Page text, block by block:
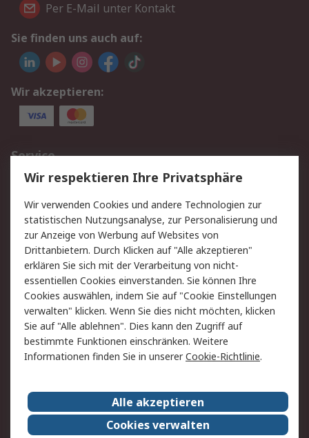
Per E-Mail unter Kontakt
Sie finden uns auch auf:
Wir akzeptieren:
Service
Value Added Services
Lieferlösungen
Rücksendungen
Kontakt
Hilfe
Rechtliches
AGB
Datenschutz
Cookie-Richtlinie
Zahlungsbedingungen
Copyright/Impressum
Über RS
Karriere bei RS
Nachhaltigkeit
Qualität/Umwelt/ZertifikatePresse-Center
Wir respektieren Ihre Privatsphäre
Wir verwenden Cookies und andere Technologien zur
statistischen Nutzungsanalyse, zur Personalisierung und
zur Anzeige von Werbung auf Websites von
Drittanbietern. Durch Klicken auf "Alle akzeptieren"
erklären Sie sich mit der Verarbeitung von nicht-
essentiellen Cookies einverstanden. Sie können Ihre
Cookies auswählen, indem Sie auf "Cookie Einstellungen
verwalten" klicken. Wenn Sie dies nicht möchten, klicken
Sie auf "Alle ablehnen". Dies kann den Zugriff auf
bestimmte Funktionen einschränken. Weitere
Informationen finden Sie in unsererCookie-Richtlinie.
Alle akzeptieren
Cookies verwalten